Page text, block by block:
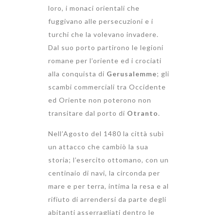
loro, i monaci orientali che
fuggivano alle persecuzioni e i
turchi che la volevano invadere.
Dal suo porto partirono le legioni
romane per l’oriente ed i crociati
alla conquista di Gerusalemme; gli
scambi commerciali tra Occidente
ed Oriente non poterono non
transitare dal porto di Otranto.
Nell’Agosto del 1480 la città subì
un attacco che cambiò la sua
storia; l’esercito ottomano, con un
centinaio di navi, la circonda per
mare e per terra, intima la resa e al
rifiuto di arrendersi da parte degli
abitanti asserragliati dentro le